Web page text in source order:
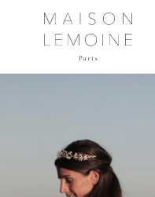
Maison Lemoine